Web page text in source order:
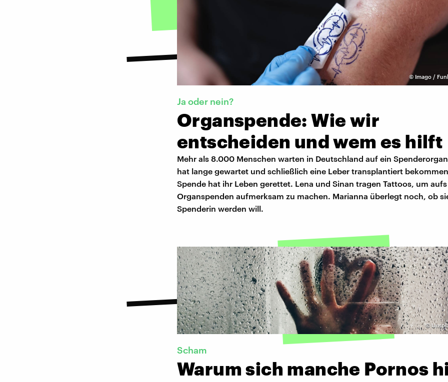
© Imago /
Ja oder nein?
Organspende: Wie wir
entscheiden und wem es hilft
Mehr als 8.000 Menschen warten in Deutschland auf ein
hat lange gewartet und schließlich eine Leber transplantiert
Spende hat ihr Leben gerettet. Lena und Sinan tragen Tattoos, um aufs
Organspenden aufmerksam zu machen. Marianna überlegt noch, ob
Spenderin werden will.
©
Scham
Warum sich manche Pornos